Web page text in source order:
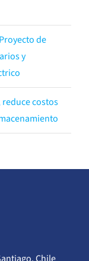
de
y
costos